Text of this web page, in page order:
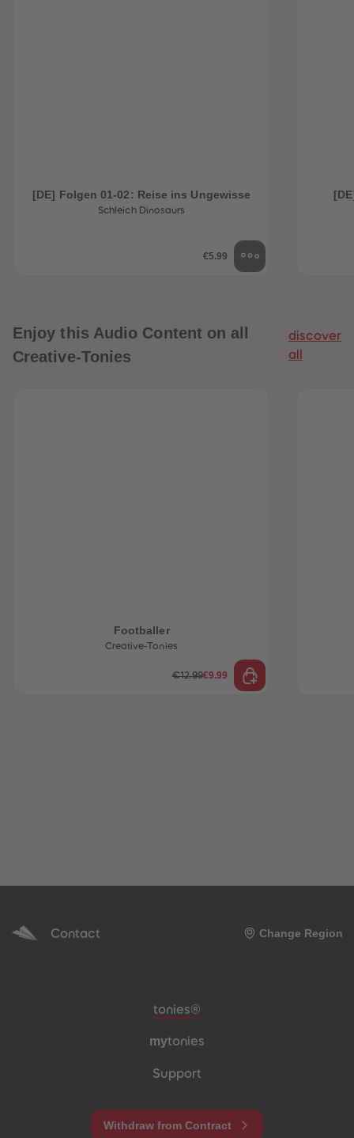
[DE] Folgen 01-02: Reise ins Ungewisse
Schleich Dinosaurs
€5.99
Enjoy this Audio Content on all
Creative-Tonies
discover
all
Footballer
Creative-Tonies
€12.99€9.99
Contact Change Region
Meta navigation footer
tonies®
mytonies
Support
Withdraw from Contract